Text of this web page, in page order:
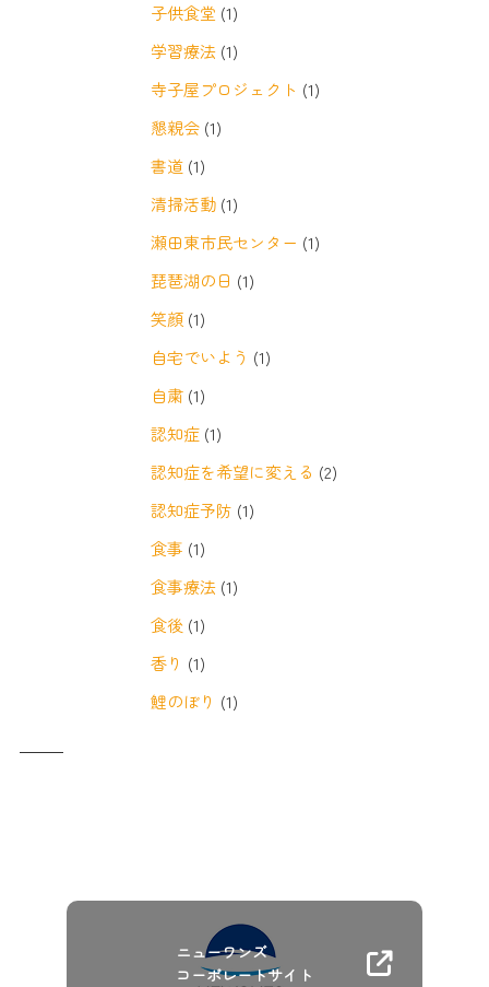
子供食堂 (1)
学習療法 (1)
寺子屋プロジェクト (1)
懇親会 (1)
書道 (1)
清掃活動 (1)
瀬田東市民センター (1)
琵琶湖の日 (1)
笑顔 (1)
自宅でいよう (1)
自粛 (1)
認知症 (1)
認知症を希望に変える (2)
認知症予防 (1)
食事 (1)
食事療法 (1)
食後 (1)
香り (1)
鯉のぼり (1)
ニューワンズ
コーポレートサイト